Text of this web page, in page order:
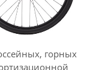
горных